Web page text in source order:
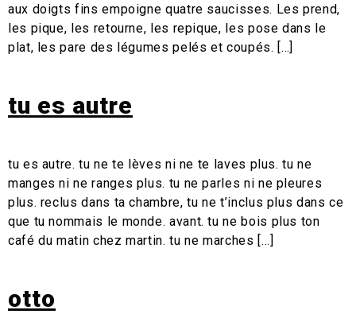
aux doigts fins empoigne quatre saucisses. Les prend,
les pique, les retourne, les repique, les pose dans le
plat, les pare des légumes pelés et coupés. […]
tu es autre
tu es autre. tu ne te lèves ni ne te laves plus. tu ne
manges ni ne ranges plus. tu ne parles ni ne pleures
plus. reclus dans ta chambre, tu ne t’inclus plus dans ce
que tu nommais le monde. avant. tu ne bois plus ton
café du matin chez martin. tu ne marches […]
otto